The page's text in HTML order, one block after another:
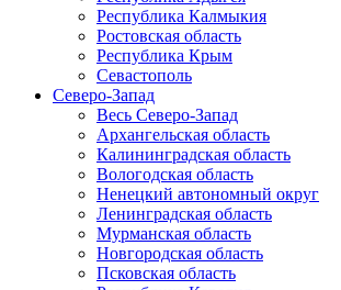
Республика Калмыкия
Ростовская область
Республика Крым
Севастополь
Северо-Запад
Весь Северо-Запад
Архангельская область
Калининградская область
Вологодская область
Ненецкий автономный округ
Ленинградская область
Мурманская область
Новгородская область
Псковская область